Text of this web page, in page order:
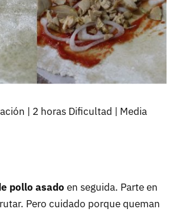
| 2 horas Dificultad | Media
pollo asado en seguida. Parte en
Pero cuidado porque queman